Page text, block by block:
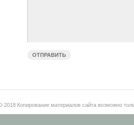
Копирование материалов сайта возможно